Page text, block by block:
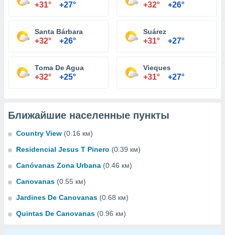
+31° +27° +32° +26°
Santa Bárbara
+32° +26°
Suárez
+31° +27°
Toma De Agua
+32° +25°
Vieques
+31° +27°
Ближайшие населенные пункты
Country View (0.16 км)
Residencial Jesus T Pinero (0.39 км)
Canóvanas Zona Urbana (0.46 км)
Canovanas (0.55 км)
Jardines De Canovanas (0.68 км)
Quintas De Canovanas (0.96 км)